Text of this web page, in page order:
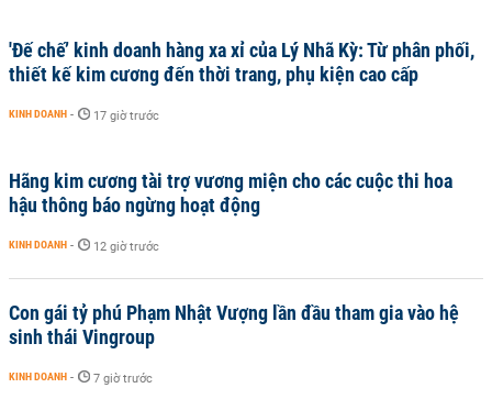
'Đế chế’ kinh doanh hàng xa xỉ của Lý Nhã Kỳ: Từ phân phối,
thiết kế kim cương đến thời trang, phụ kiện cao cấp
KINH DOANH - 17 giờ trước
Hãng kim cương tài trợ vương miện cho các cuộc thi hoa
hậu thông báo ngừng hoạt động
KINH DOANH - 12 giờ trước
Con gái tỷ phú Phạm Nhật Vượng lần đầu tham gia vào hệ
sinh thái Vingroup
KINH DOANH - 7 giờ trước